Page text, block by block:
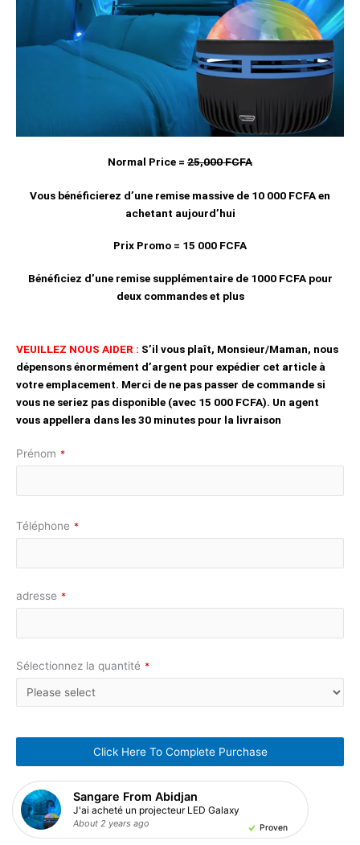
Normal Price = 25,000 FCFA
Vous bénéficierez d’une remise massive de 10 000 FCFA en
achetant aujourd’hui
Prix Promo = 15 000 FCFA
Bénéficiez d’une remise supplémentaire de 1000 FCFA pour
deux commandes et plus
VEUILLEZ NOUS AIDER : S’il vous plaît, Monsieur/Maman, nous
dépensons énormément d’argent pour expédier cet article à
votre emplacement. Merci de ne pas passer de commande si
vous ne seriez pas disponible (avec 15 000 FCFA). Un agent
vous appellera dans les 30 minutes pour la livraison
Prénom *
Téléphone *
adresse *
Sélectionnez la quantité *
Click Here To Complete Purchase
This
field
should
Sangare From Abidjan
J'ai acheté un projecteur LED Galaxy
About 2 years ago Proven
Proven
About 2 years ago
About 2 years ago
About 2 years ago
About 2 years ago
About 2 years ago
About 2 years ago
About 2 years ago
About 2 years ago
About 2 years ago